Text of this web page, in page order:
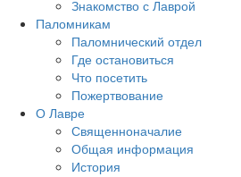
Знакомство с Лаврой
Паломникам
Паломнический отдел
Где остановиться
Что посетить
Пожертвование
О Лавре
Священноначалие
Общая информация
История